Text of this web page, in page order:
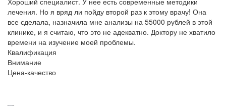
лечения. Но я вряд ли пойду второй раз к этому врачу! Она
все сделала, назначила мне анализы на 55000 рублей в этой
клинике, и я считаю, что это не адекватно. Доктору не хватило
времени на изучение моей проблемы.
Квалификация
Внимание
Цена-качество